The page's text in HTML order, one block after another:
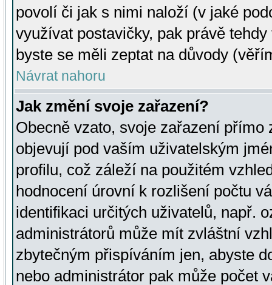
povolí či jak s nimi naloží (v jaké
využívat postavičky, pak právě
byste se měli zeptat na důvody
Návrat nahoru
Jak změní svoje zařazení?
Obecně vzato, svoje zařazení přímo
objevují pod vaším uživatelským
profilu, což záleží na použitém
hodnocení úrovní k rozlišení počtu
identifikaci určitých uživatelů, např.
administrátorů může mít zvláštní
zbytečným přispíváním jen, abyste
nebo administrátor pak může počet